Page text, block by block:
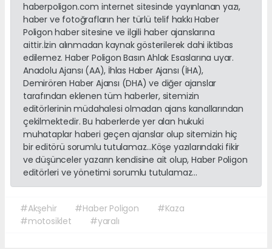
haberpoligon.com internet sitesinde yayınlanan yazı,
haber ve fotoğrafların her türlü telif hakkı Haber
Poligon haber sitesine ve ilgili haber ajanslarına
aittir.İzin alınmadan kaynak gösterilerek dahi iktibas
edilemez. Haber Poligon Basın Ahlak Esaslarına uyar.
Anadolu Ajansı (AA), İhlas Haber Ajansı (İHA),
Demirören Haber Ajansı (DHA) ve diğer ajanslar
tarafından eklenen tüm haberler, sitemizin
editörlerinin müdahalesi olmadan ajans kanallarından
çekilmektedir. Bu haberlerde yer alan hukuki
muhataplar haberi geçen ajanslar olup sitemizin hiç
bir editörü sorumlu tutulamaz...Köşe yazılarındaki fikir
ve düşünceler yazarın kendisine ait olup, Haber Poligon
editörleri ve yönetimi sorumlu tutulamaz...
#Akşehir #Haber Poligon
#Kaza
#motosiklet
#yaralı